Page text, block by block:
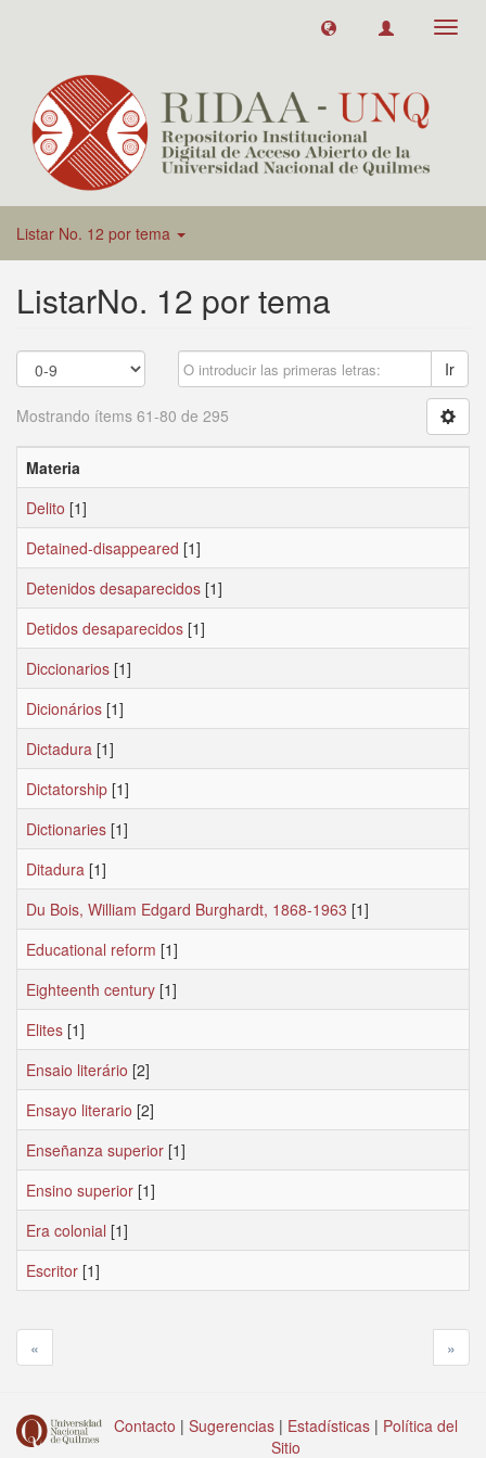
Listar No. 12 por tema
ListarNo. 12 por tema
Ir
Mostrando ítems 61-80 de 295
Materia
Delito [1]
Detained-disappeared [1]
Detenidos desaparecidos [1]
Detidos desaparecidos [1]
Diccionarios [1]
Dicionários [1]
Dictadura [1]
Dictatorship [1]
Dictionaries [1]
Ditadura [1]
Du Bois, William Edgard Burghardt, 1868-1963 [1]
Educational reform [1]
Eighteenth century [1]
Elites [1]
Ensaio literário [2]
Ensayo literario [2]
Enseñanza superior [1]
Ensino superior [1]
Era colonial [1]
Escritor [1]
« »
Contacto | Sugerencias | Estadísticas | Política del
Sitio